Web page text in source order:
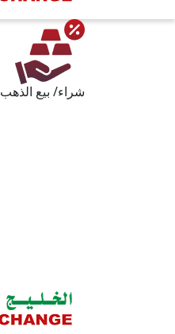
شراء/ بيع الذهب